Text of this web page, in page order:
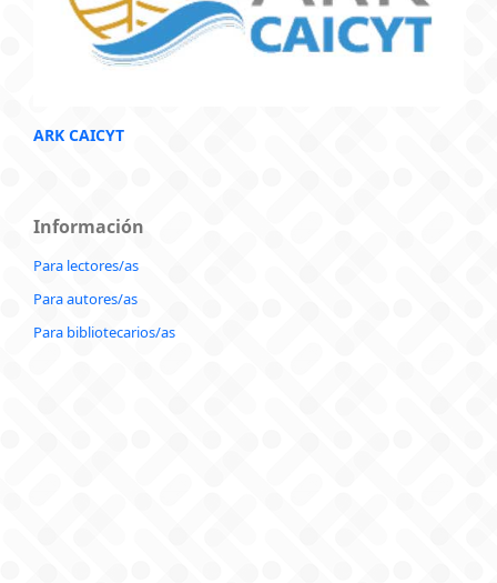
ARK CAICYT
Información
Para lectores/as
Para autores/as
Para bibliotecarios/as